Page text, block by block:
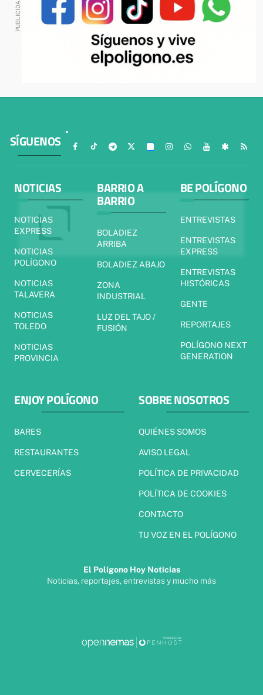
SÍGUENOS
NOTICIAS
NOTICIAS
EXPRESS
NOTICIAS
POLÍGONO
NOTICIAS
TALAVERA
NOTICIAS
TOLEDO
NOTICIAS
PROVINCIA
BARRIO A
BARRIO
BOLADIEZ
ARRIBA
BOLADIEZ ABAJO
ZONA
INDUSTRIAL
LUZ DEL TAJO /
FUSIÓN
BE POLÍGONO
ENTREVISTAS
ENTREVISTAS
EXPRESS
ENTREVISTAS
HISTÓRICAS
GENTE
REPORTAJES
POLÍGONO NEXT
GENERATION
ENJOY POLÍGONO
BARES
RESTAURANTES
CERVECERÍAS
SOBRE NOSOTROS
QUIÉNES SOMOS
AVISO LEGAL
POLÍTICA DE PRIVACIDAD
POLÍTICA DE COOKIES
CONTACTO
TU VOZ EN EL POLÍGONO
El Polígono Hoy Noticias
Noticias, reportajes, entrevistas y mucho más